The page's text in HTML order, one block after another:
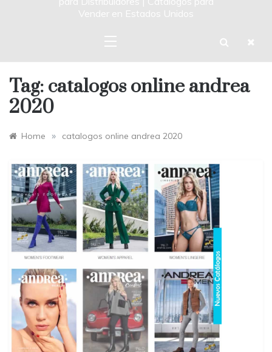
Vender en Estados Unidos
Tag: catalogos online andrea
2020
Home » catalogos online andrea 2020